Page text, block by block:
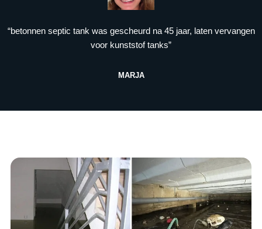
“betonnen septic tank was gescheurd na 45 jaar, laten vervangen
voor kunststof tanks”
MARJA